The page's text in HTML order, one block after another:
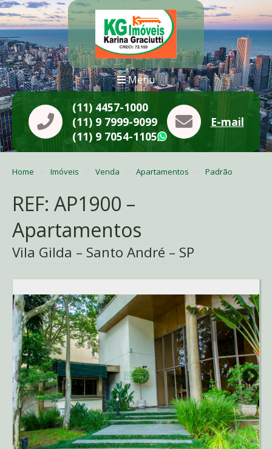
Menu
(11) 4457-1000
(11) 9 7999-9099
(11) 9 7054-1105
WhatsApp
E-mail
Home Imóveis Venda Apartamentos Padrão
REF: AP1900 –
Apartamentos
Vila Gilda – Santo André – SP